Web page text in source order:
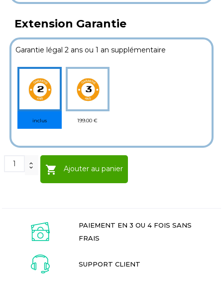
Extension Garantie
Garantie légal 2 ans ou 1 an supplémentaire
inclus 199.00 €
 Ajouter au panier
PAIEMENT EN 3 OU 4 FOIS SANS
FRAIS
SUPPORT CLIENT